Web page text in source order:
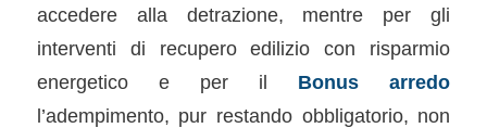
accedere alla detrazione, mentre per gli
interventi di recupero edilizio con risparmio
energetico e per il Bonus arredo
l’adempimento, pur restando obbligatorio, non